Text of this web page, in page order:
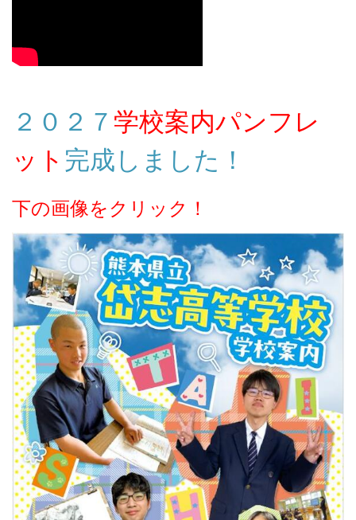
２０２７ 学校案内パンフレ
ット 完成しました！
下の画像をクリック！